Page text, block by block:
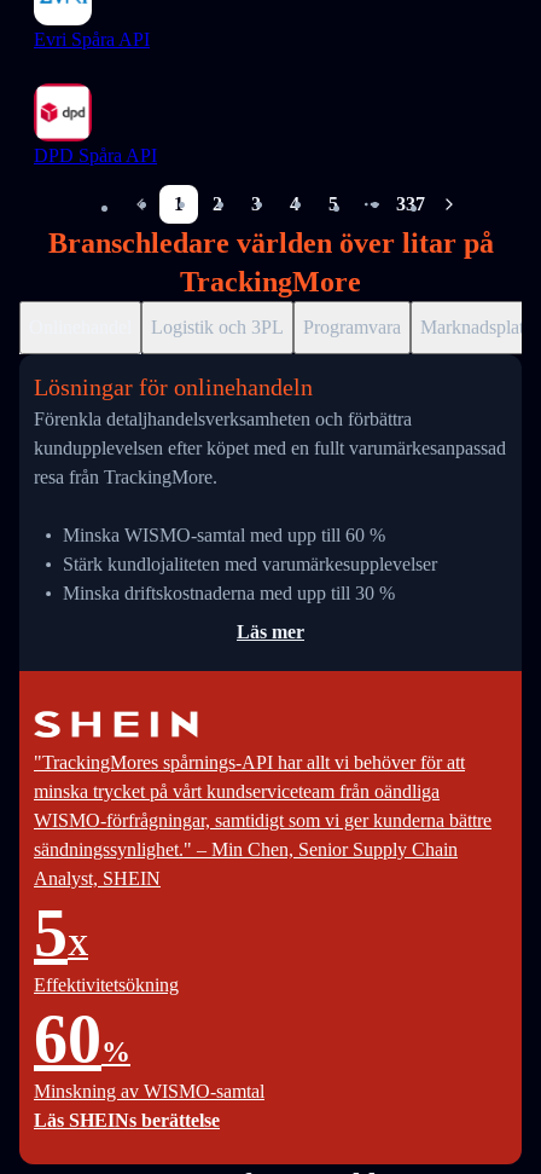
Evri Spåra API
DPD Spåra API
1 2 3 4 5
More pages
337
Branschledare världen över litar på
TrackingMore
Logistik och 3PL Programvara Marknadsplats
Lösningar för onlinehandeln
Förenkla detaljhandelsverksamheten och förbättra
kundupplevelsen efter köpet med en fullt varumärkesanpassad
resa från TrackingMore.
Minska WISMO-samtal med upp till 60 %
Stärk kundlojaliteten med varumärkesupplevelser
Minska driftskostnaderna med upp till 30 %
Läs mer
"TrackingMores spårnings-API har allt vi behöver för att
minska trycket på vårt kundserviceteam från oändliga
WISMO-förfrågningar, samtidigt som vi ger kunderna bättre
sändningssynlighet." – Min Chen, Senior Supply Chain
Analyst, SHEIN
5X
Effektivitetsökning
60%
Minskning av WISMO-samtal
Läs SHEINs berättelse